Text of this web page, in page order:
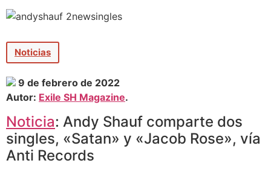
Noticias
9 de febrero de 2022
Autor: Exile SH Magazine.
Noticia: Andy Shauf comparte dos
singles, «Satan» y «Jacob Rose», vía
Anti Records